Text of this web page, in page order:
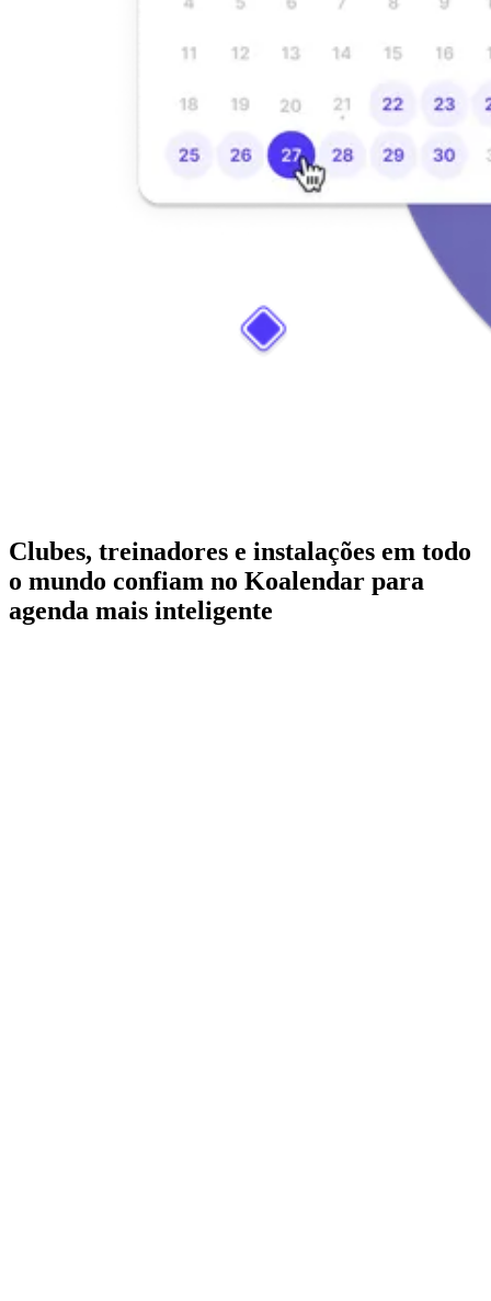
Clubes, treinadores e instalações em todo
o mundo confiam no Koalendar para
agenda mais inteligente